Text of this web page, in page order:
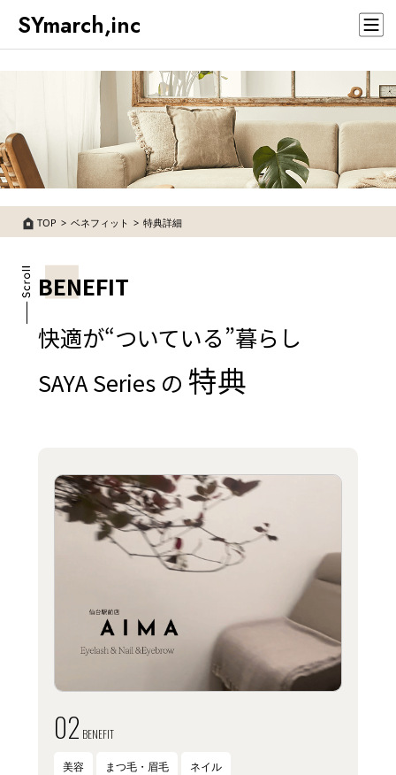
SYmarch,inc
TOP ベネフィット 特典詳細
BENEFIT
快適が“ついている”暮らし
SAYA Series の 特典
02 BENEFIT
美容 まつ毛・眉毛 ネイル